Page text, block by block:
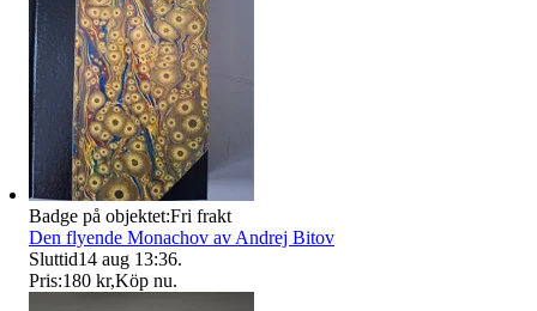
Badge på objektet:Fri frakt
Den flyende Monachov av Andrej Bitov
Sluttid14 aug 13:36.
Pris:180 kr,Köp nu.